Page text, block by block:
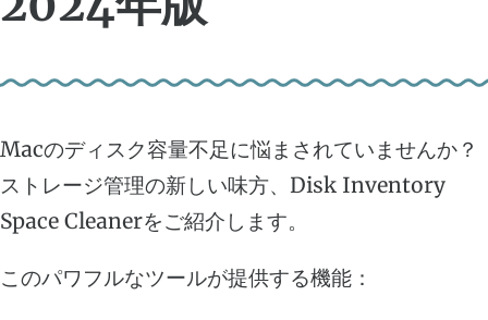
Macのディスク容量不足に悩まされていませんか？
ストレージ管理の新しい味方、Disk Inventory
Space Cleanerをご紹介します。
このパワフルなツールが提供する機能：